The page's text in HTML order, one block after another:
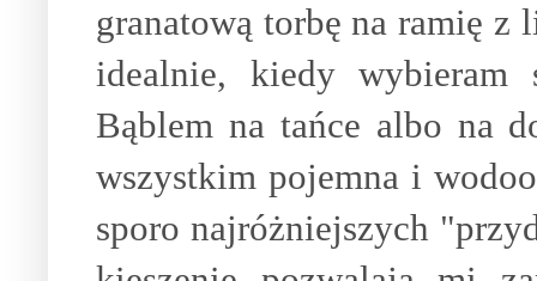
granatową torbę na ramię
idealnie, kiedy
Bąblem na tańce albo na
wszystkim pojemna i
sporo najróżniejszych